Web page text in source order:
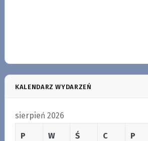
KALENDARZ WYDARZEŃ
sierpień 2026
P W Ś C P